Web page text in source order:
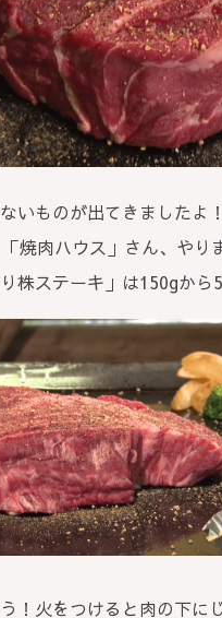
いものが出てきましたよ
焼肉ハウス」さん、やり
株ステーキ」は150gか
！火をつけると肉の下に